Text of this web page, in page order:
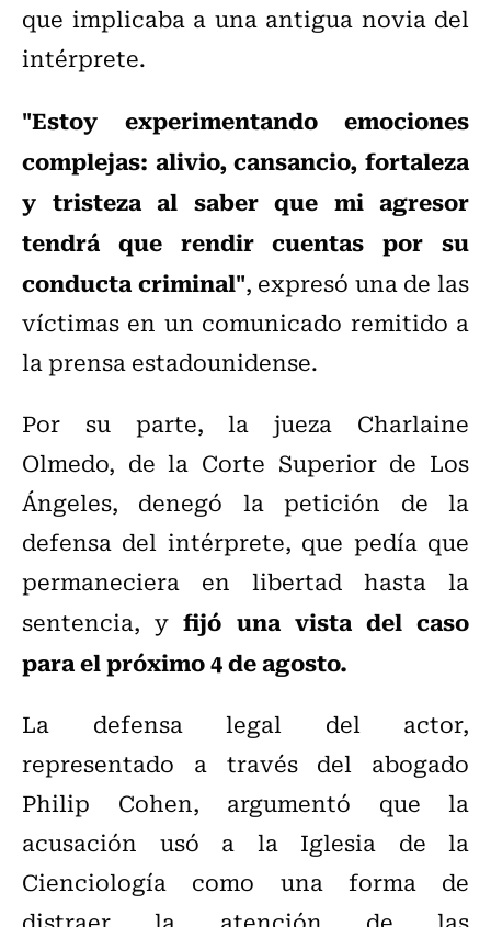
que implicaba a una antigua novia del
intérprete.
"Estoy experimentando emociones
complejas: alivio, cansancio, fortaleza
y tristeza al saber que mi agresor
tendrá que rendir cuentas por su
conducta criminal", expresó una de las
víctimas en un comunicado remitido a
la prensa estadounidense.
Por su parte, la jueza Charlaine
Olmedo, de la Corte Superior de Los
Ángeles, denegó la petición de la
defensa del intérprete, que pedía que
permaneciera en libertad hasta la
sentencia, yfijó una vista del caso
para el próximo 4 de agosto.
La defensa legal del actor,
representado a través del abogado
Philip Cohen, argumentó que la
acusación usó a la Iglesia de la
Cienciología como una forma de